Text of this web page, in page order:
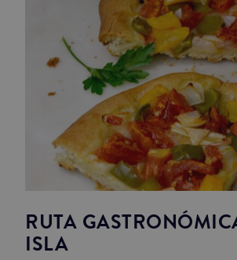
RUTA
ISLA